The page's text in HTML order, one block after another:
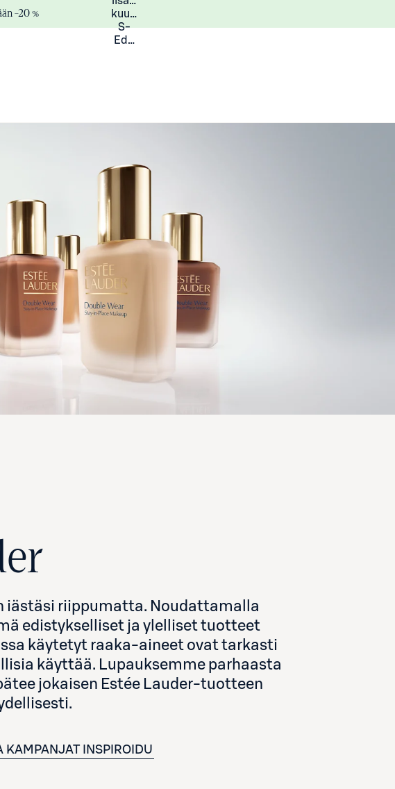
–20 %
kuukauden
S-
Eduista
iästäsi riippumatta. Noudattamalla
edistykselliset ja ylelliset tuotteet
käytetyt raaka-aineet ovat tarkasti
käyttää. Lupauksemme parhaasta
jokaisen Estée Lauder-tuotteen
KAMPANJAT INSPIROIDU